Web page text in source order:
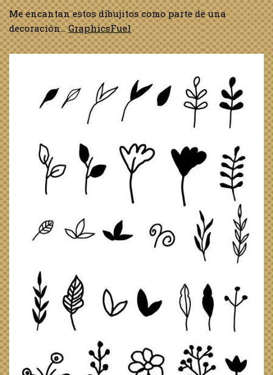
Me encantan estos dibujitos como parte de una
decoración…GraphicsFuel